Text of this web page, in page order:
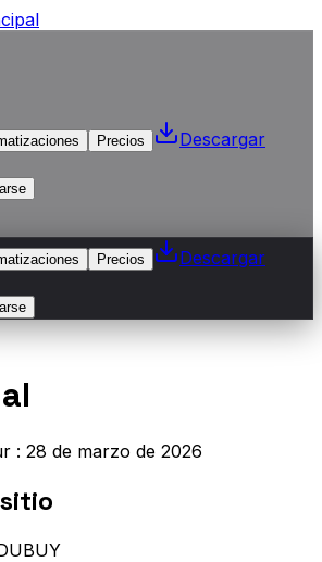
Precios Descargar
Precios Descargar
: 28 de marzo de 2026